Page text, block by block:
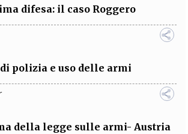
difesa: il caso Roggero
polizia e uso delle armi
della legge sulle armi- Austria